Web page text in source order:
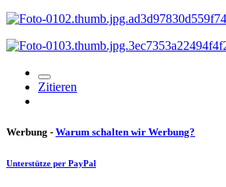
Zitieren
Werbung - Warum schalten wir Werbung?
Unterstütze per PayPal